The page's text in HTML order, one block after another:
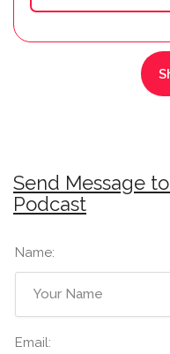
Send Message
Podcast
Name:
Email: